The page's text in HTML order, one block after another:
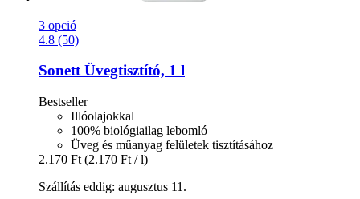
3 opció
4.8 (50)
SonettÜvegtisztító, 1 l
Bestseller
Illóolajokkal
100% biológiailag lebomló
Üveg és műanyag felületek tisztításához
2.170 Ft (2.170 Ft / l)
Szállítás eddig: augusztus 11.